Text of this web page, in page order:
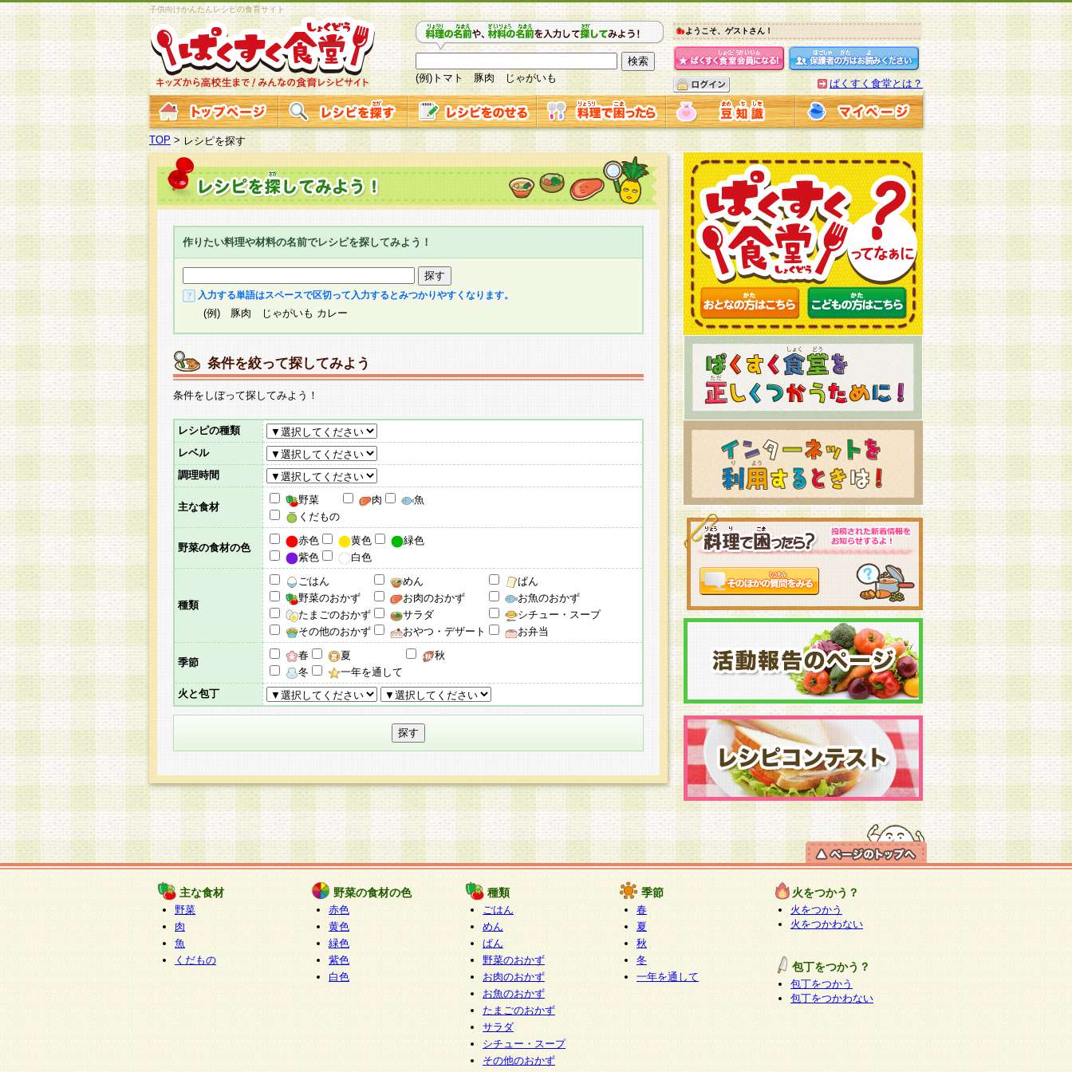
子供向けかんたんレシピの食育サイト
(例)トマト 豚肉 じゃがいも
ようこそ、ゲストさん！
ぱくすく食堂とは？
TOP >レシピを探す
作りたい料理や材料の名前でレシピを探してみよう！
入力する単語はスペースで区切って入力するとみつかりやすくなります。
(例) 豚肉 じゃがいも カレー
条件を絞って探してみよう
条件をしぼって探してみよう！
レシピの種類
レベル
調理時間
主な食材
野菜 肉
魚
くだもの
野菜の食材の色
赤色 黄色
緑色
紫色
白色
種類
ごはん めん
ぱん
野菜のおかず
お肉のおかず
お魚のおかず
たまごのおかず
サラダ
シチュー・スープ
その他のおかず
おやつ・デザート お弁当
季節
春 夏
秋
冬
一年を通して
火と包丁
主な食材
野菜
肉
魚
くだもの
野菜の食材の色
赤色
黄色
緑色
紫色
白色
種類
ごはん
めん
ぱん
野菜のおかず
お肉のおかず
お魚のおかず
たまごのおかず
サラダ
シチュー・スープ
その他のおかず
季節
春
夏
秋
冬
一年を通して
火をつかう？
火をつかう
火をつかわない
包丁をつかう？
包丁をつかう
包丁をつかわない